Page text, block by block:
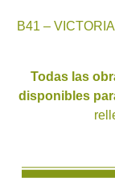
B41 – VICTORIA
Todas las
disponibles